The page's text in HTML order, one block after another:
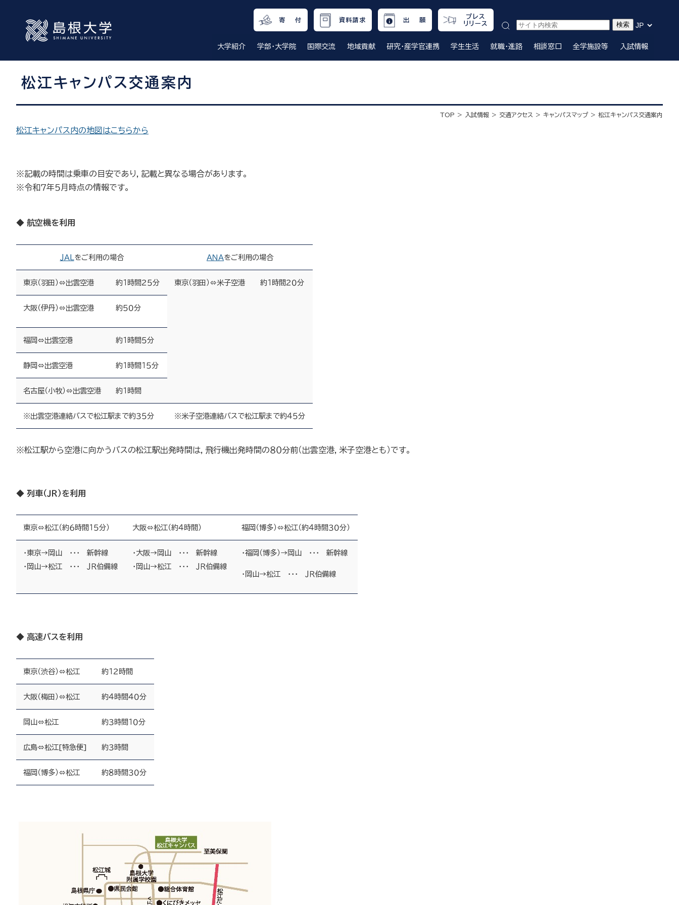
寄 付 資料請求 出 願
プレス
リリース
大学紹介 学部・大学院 国際交流 地域貢献 研究・産学官連携 学生生活 就職・進路 相談窓口 全学施設等 入試情報
松江キャンパス交通案内
TOP 入試情報 交通アクセス キャンパスマップ 松江キャンパス交通案内
松江キャンパス内の地図はこちらから
※記載の時間は乗車の目安であり，記載と異なる場合があります。
※令和７年５月時点の情報です。
◆ 航空機を利用
ＪＡＬ をご利用の場合 ＡＮＡをご利用の場合
東京（羽田）⇔出雲空港 約１時間２５分 東京（羽田）⇔米子空港 約１時間２０分
大阪（伊丹）⇔出雲空港 約５０分
福岡⇔出雲空港 約１時間５分
静岡⇔出雲空港 約１時間１５分
名古屋（小牧）⇔出雲空港 約１時間
※出雲空港連絡バスで松江駅まで約３５分 ※米子空港連絡バスで松江駅まで約４５分
※松江駅から空港に向かうバスの松江駅出発時間は，飛行機出発時間の８０分前（出雲空港，米子空港とも）です。
◆ 列車（ＪＲ）を利用
東京⇔松江（約６時間１５分） 大阪⇔松江（約４時間） 福岡（博多）⇔松江（約４時間３０分）
・東京→岡山 ・・・ 新幹線
・岡山→松江 ・・・ ＪＲ伯備線
・大阪→岡山 ・・・ 新幹線
・岡山→松江 ・・・ ＪＲ伯備線
・福岡（博多）→岡山 ・・・ 新幹線
・岡山→松江 ・・・ ＪＲ伯備線
◆ 高速バスを利用
東京（渋谷）⇔松江 約１２時間
大阪（梅田）⇔松江 約４時間４０分
岡山⇔松江 約３時間１０分
広島⇔松江[特急便] 約３時間
福岡（博多）⇔松江 約８時間３０分